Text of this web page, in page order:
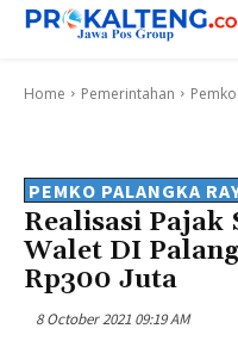
Home Pemerintahan
PEMKO PALANGKA
Realisasi Pajak
Walet DI
Rp300 Juta
8 October 2021 09:19 AM